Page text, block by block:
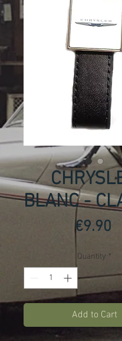
BLANC -
€9.90
Quantity *
Add to Cart